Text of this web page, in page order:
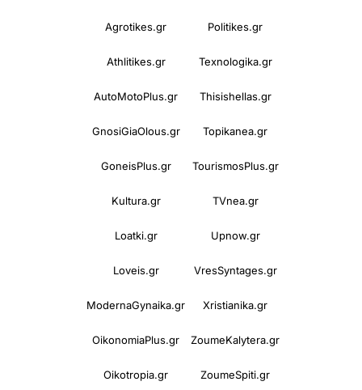
Agrotikes.gr Politikes.gr
Athlitikes.gr Texnologika.gr
AutoMotoPlus.gr Thisishellas.gr
GnosiGiaOlous.gr Topikanea.gr
GoneisPlus.gr TourismosPlus.gr
Kultura.gr TVnea.gr
Loatki.gr Upnow.gr
Loveis.gr VresSyntages.gr
ModernaGynaika.gr Xristianika.gr
OikonomiaPlus.gr ZoumeKalytera.gr
Oikotropia.gr ZoumeSpiti.gr